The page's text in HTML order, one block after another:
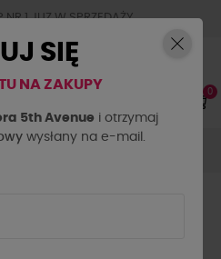
JUZ W SPRZEDAŻY
0
Spódnica marszczona z różą La
SIĘ
NA ZAKUPY
5th Avenue i otrzymaj
wysłany na e-mail.